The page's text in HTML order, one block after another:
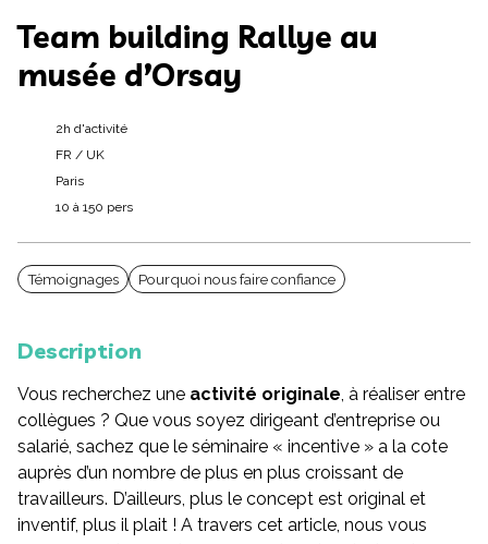
Team building Rallye au
musée d’Orsay
2h d'activité
FR / UK
Paris
10 à 150 pers
Témoignages Pourquoi nous faire confiance
Description
Vous recherchez une activité originale, à réaliser entre
collègues ? Que vous soyez dirigeant d’entreprise ou
salarié, sachez que le séminaire « incentive » a la cote
auprès d’un nombre de plus en plus croissant de
travailleurs. D’ailleurs, plus le concept est original et
inventif, plus il plait ! A travers cet article, nous vous